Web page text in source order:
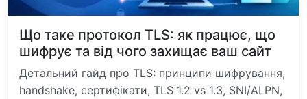
Що таке протокол TLS: як працює, що
шифрує та від чого захищає ваш сайт
Детальний гайд про TLS: принципи шифрування,
handshake, сертифікати, TLS 1.2 vs 1.3, SNI/ALPN,